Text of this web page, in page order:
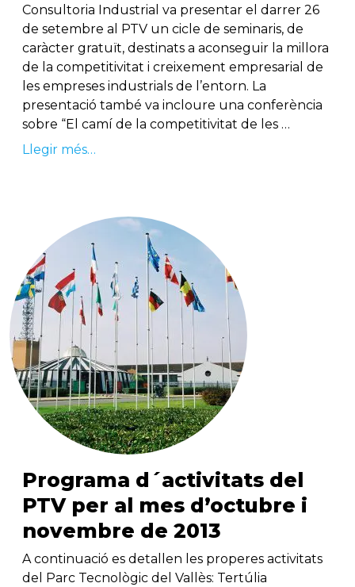
Consultoria Industrial va presentar el darrer 26
de setembre al PTV un cicle de seminaris, de
caràcter gratuït, destinats a aconseguir la millora
de la competitivitat i creixement empresarial de
les empreses industrials de l’entorn. La
presentació també va incloure una conferència
sobre “El camí de la competitivitat de les …
Llegir més…
Programa d´activitats del
PTV per al mes d’octubre i
novembre de 2013
A continuació es detallen les properes activitats
del Parc Tecnològic del Vallès: Tertúlia